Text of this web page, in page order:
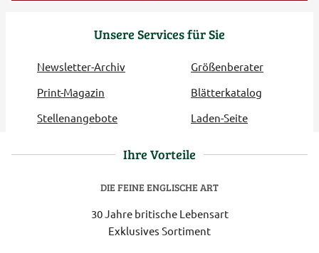
Unsere Services für Sie
Newsletter-Archiv
Größenberater
Print-Magazin
Blätterkatalog
Stellenangebote
Laden-Seite
Ihre Vorteile
DIE FEINE ENGLISCHE ART
30 Jahre britische Lebensart
Exklusives Sortiment